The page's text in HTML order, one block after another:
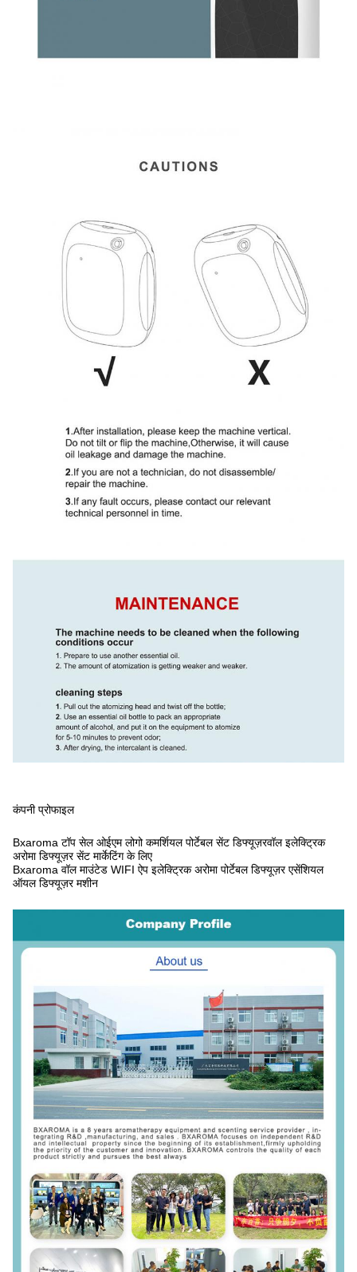
कंपनी प्रोफाइल
Bxaroma टॉप सेल ओईएम लोगो कमर्शियल पोर्टेबल सेंट डिफ्यूज़रवॉल इलेक्ट्रिक
अरोमा डिफ्यूज़र सेंट मार्केटिंग के लिए
Bxaroma वॉल माउंटेड WIFI ऐप इलेक्ट्रिक अरोमा पोर्टेबल डिफ्यूज़र एसेंशियल
ऑयल डिफ्यूज़र मशीन